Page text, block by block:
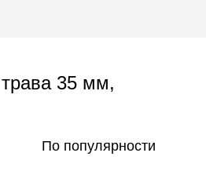
35 мм,
По популярности